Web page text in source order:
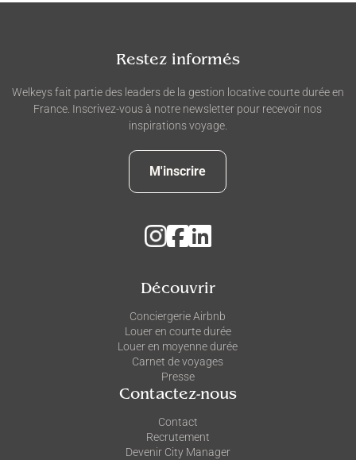
Restez informés
Welkeys fait partie des leaders de la gestion locative courte durée en
France. Inscrivez-vous à notre newsletter pour recevoir nos
inspirations voyage.
M'inscrire
Découvrir
Conciergerie Airbnb
Louer en courte durée
Louer en moyenne durée
Carnet de voyages
Presse
Contactez-nous
Contact
Recrutement
Devenir City Manager